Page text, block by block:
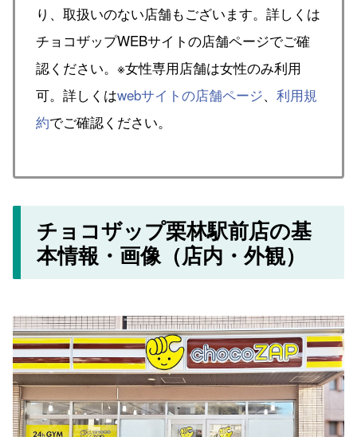
り、取扱いのない店舗もございます。詳しくは
チョコザップWEBサイトの店舗ページでご確
認ください。※女性専用店舗は女性のみ利用
可。詳しくはwebサイトの店舗ページ、 利用規
約でご確認ください。
チョコザップ栗林駅前店の基
本情報・画像（店内・外観）